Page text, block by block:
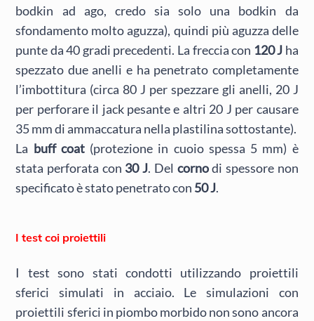
bodkin ad ago, credo sia solo una bodkin da
sfondamento molto aguzza), quindi più aguzza delle
punte da 40 gradi precedenti. La freccia con 120 J ha
spezzato due anelli e ha penetrato completamente
l’imbottitura (circa 80 J per spezzare gli anelli, 20 J
per perforare il jack pesante e altri 20 J per causare
35 mm di ammaccatura nella plastilina sottostante).
La buff coat(protezione in cuoio spessa 5 mm) è
stata perforata con 30 J. Del cornodi spessore non
specificato è stato penetrato con 50 J.
I test coi proiettili
I test sono stati condotti utilizzando proiettili
sferici simulati in acciaio. Le simulazioni con
proiettili sferici in piombo morbido non sono ancora